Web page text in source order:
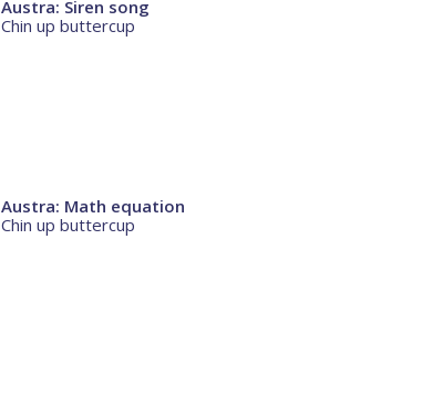
Austra: Siren song
Chin up buttercup
Austra: Math equation
Chin up buttercup